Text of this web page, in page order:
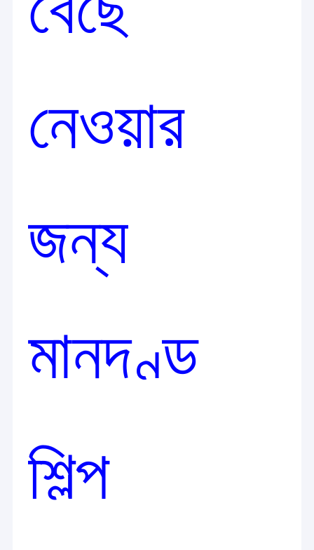
সংকীর্ণ বেজ এলসিডি ভিডিও ওয়াল
বাস ডিজিটাল সংকেত
স্বচ্ছ LCD প্রদর্শনী
3D Holographic প্রদর্শন
নেওয়ার
জন্য
মানদণ্ড
শিল্প